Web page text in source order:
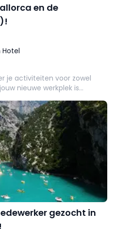
en de
je activiteiten voor zowel
nieuwe werkplek is
gezocht in